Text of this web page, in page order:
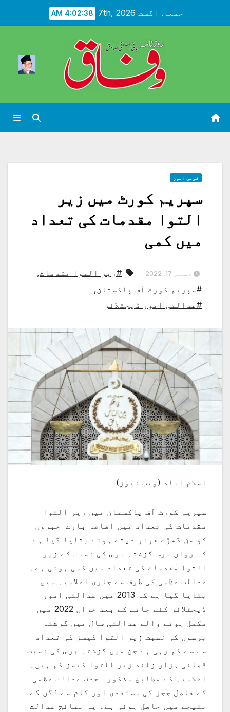
جمعہ. اگست 7th, 2026 4:02:39 AM
قومی امور
سپریم کورٹ میں زیر
التوا مقدمات کی تعداد
میں کمی
دسمبر 17, 2022 #زیر التوا مقدمات,
#سپریم کورٹ آف پاکستان,
#عدالتی امور ڈیجٹلائز
اسلام آباد (ویب نیوز)
سپریم کورٹ آف پاکستان میں زیر التوا
مقدمات کی تعداد میں اضافہ بارے خبروں
کو من گھڑت قرار دیتے ہوئے بتایا گیا ہے
کہ رواں برس گزشتہ برس کی نسبت کے زیر
التوا مقدمات کی تعداد میں کمی ہوئی ہے۔
عدالت عظمی کی طرف سے جاری اعلامیہ میں
بتایا گیا ہے کہ 2013 میں عدالتی امور
ڈیجٹلائز کئے جانے کے بعد خزاں 2022 میں
مکمل ہونے والے عدالتی سال میں گزشتہ
برسوں کی نسبت زیر التوا کیسز کی تعداد
سب سے کم رہی ہے جن میں گزشتہ برس کی نسبت
ڈھائی ہزار زائد زیر التوا کیسز کم ہیں۔
اعلامیہ کے مطابق مذکورہ حدف عدالت عظمی
کے فاضل ججز کی مستعدی اور کام سے لگن کے
نتیجے میں حاصل ہوئی ہے۔ یہ نتائج عدالت